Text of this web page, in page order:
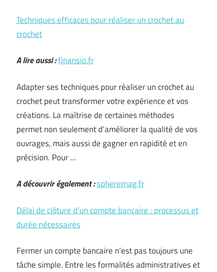
Techniques efficaces pour réaliser un crochet au
crochet
A lire aussi :finansio.fr
Adapter ses techniques pour réaliser un crochet au
crochet peut transformer votre expérience et vos
créations. La maîtrise de certaines méthodes
permet non seulement d’améliorer la qualité de vos
ouvrages, mais aussi de gagner en rapidité et en
précision. Pour …
A découvrir également :spheremag.fr
Délai de clôture d’un compte bancaire : processus et
durée nécessaires
Fermer un compte bancaire n’est pas toujours une
tâche simple. Entre les formalités administratives et